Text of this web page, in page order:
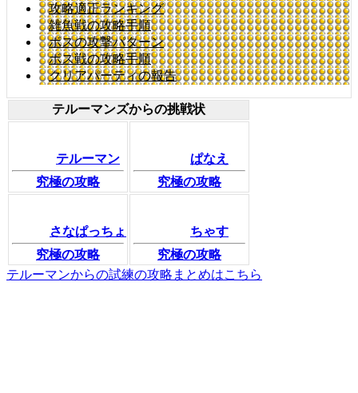
攻略適正ランキング
雑魚戦の攻略手順
ボスの攻撃パターン
ボス戦の攻略手順
クリアパーティの報告
テルーマンズからの挑戦状
テルーマン
究極の攻略
ぱなえ
究極の攻略
さなぱっちょ
究極の攻略
ちゃす
究極の攻略
テルーマンからの試練の攻略まとめはこちら